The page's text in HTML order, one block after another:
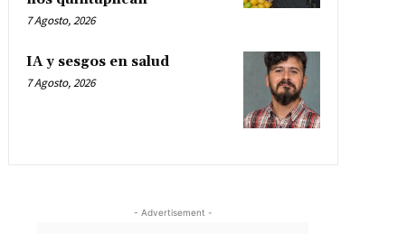
7 Agosto, 2026
IA y sesgos en salud
7 Agosto, 2026
- Advertisement -